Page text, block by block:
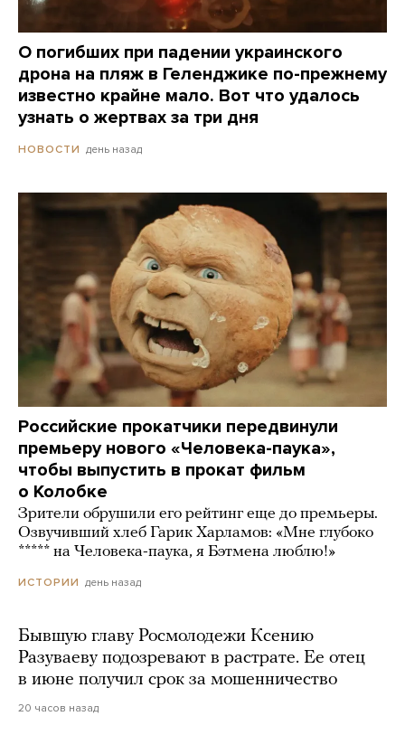
О погибших при падении украинского
дрона на пляж в Геленджике по-прежнему
известно крайне мало. Вот что удалось
узнать о жертвах за три дня
НОВОСТИ день назад
Российские прокатчики передвинули
премьеру нового «Человека-паука»,
чтобы выпустить в прокат фильм
о Колобке
Зрители обрушили его рейтинг еще до премьеры.
Озвучивший хлеб Гарик Харламов: «Мне глубоко
***** на Человека-паука, я Бэтмена люблю!»
ИСТОРИИ день назад
Бывшую главу Росмолодежи Ксению
Разуваеву подозревают в растрате. Ее отец
в июне получил срок за мошенничество
20 часов назад